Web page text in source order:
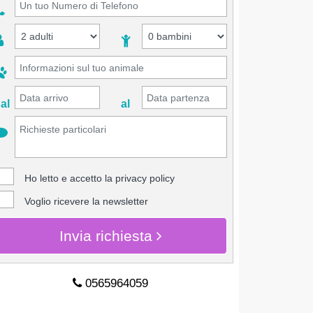
al
Ho letto e accetto la privacy policy
Voglio ricevere la newsletter
Invia richiesta
0565964059